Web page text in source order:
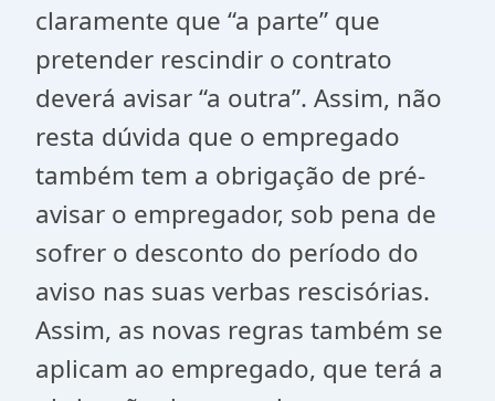
claramente que “a parte” que
pretender rescindir o contrato
deverá avisar “a outra”. Assim, não
resta dúvida que o empregado
também tem a obrigação de pré-
avisar o empregador, sob pena de
sofrer o desconto do período do
aviso nas suas verbas rescisórias.
Assim, as novas regras também se
aplicam ao empregado, que terá a